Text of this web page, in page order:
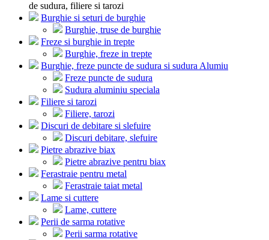
de sudura, filiere si tarozi
Burghie si seturi de burghie
Burghie, truse de burghie
Freze si burghie in trepte
Burghie, freze in trepte
Burghie, freze puncte de sudura si sudura Alumiu
Freze puncte de sudura
Sudura aluminiu speciala
Filiere si tarozi
Filiere, tarozi
Discuri de debitare si slefuire
Discuri debitare, slefuire
Pietre abrazive biax
Pietre abrazive pentru biax
Ferastraie pentru metal
Ferastraie taiat metal
Lame si cuttere
Lame, cuttere
Perii de sarma rotative
Perii sarma rotative